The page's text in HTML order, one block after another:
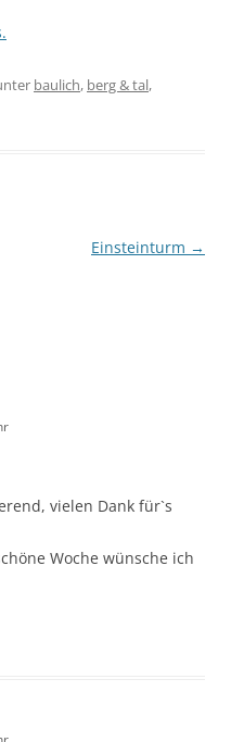
baulich, berg & tal,
Einsteinturm →
vielen Dank für`s
Woche wünsche ich